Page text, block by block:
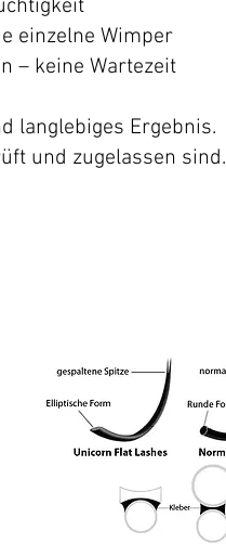
einzelne Wimper
– keine Wartezeit
langlebiges Ergebnis.
und zugelassen sind.